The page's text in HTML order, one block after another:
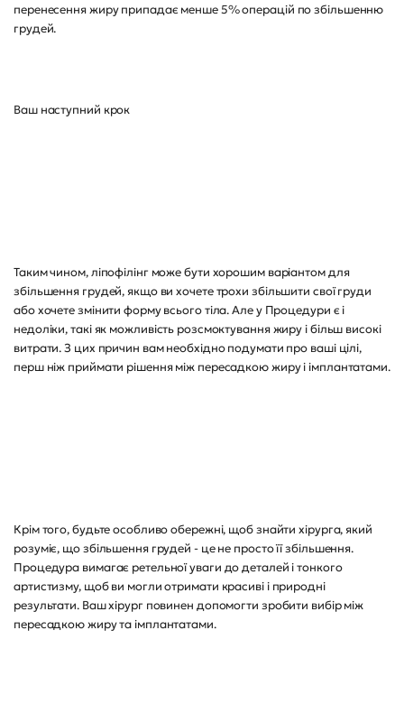
перенесення жиру припадає менше 5% операцій по збільшенню
грудей.
Ваш наступний крок
Таким чином, ліпофілінг може бути хорошим варіантом для
збільшення грудей, якщо ви хочете трохи збільшити свої груди
або хочете змінити форму всього тіла. Але у Процедури є і
недоліки, такі як можливість розсмоктування жиру і більш високі
витрати. З цих причин вам необхідно подумати про ваші цілі,
перш ніж приймати рішення між пересадкою жиру і імплантатами.
Крім того, будьте особливо обережні, щоб знайти хірурга, який
розуміє, що збільшення грудей - це не просто її збільшення.
Процедура вимагає ретельної уваги до деталей і тонкого
артистизму, щоб ви могли отримати красиві і природні
результати. Ваш хірург повинен допомогти зробити вибір між
пересадкою жиру та імплантатами.